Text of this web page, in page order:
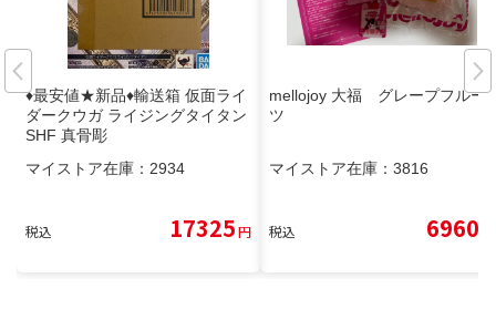
♦︎最安値★新品♦︎輸送箱 仮面ライ
ダークウガ ライジングタイタン
SHF 真骨彫
マイストア在庫： 2934
税込 17325円
mellojoy 大福 グレープフルー
ツ
マイストア在庫： 3816
税込 6960